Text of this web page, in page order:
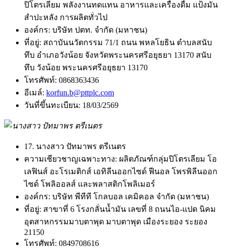
ปิโตรเลียม พลังงานทดแทน อาหารและเครื่องดื่ม แป้งมัน
สำปะหลัง การผลิตทั่วไป
องค์กร: บริษัท ปตท. จำกัด (มหาชน)
ที่อยู่: สถาบันนวัตกรรม 71/1 ถนน พหลโยธิน ตำบลสนับ
ทึบ อำเภอวังน้อย จังหวัดพระนครศรีอยุธยา 13170 สนับ
ทึบ วังน้อย พระนครศรีอยุธยา 13170
โทรศัพท์: 0868363436
อีเมล์: korfun.b@pttplc.com
วันที่ขึ้นทะเบียน: 18/03/2569
17. นางสาว ปัทมาพร ตรีเนตร
ความเชียวชาญเฉพาะทาง: ผลิตภัณฑ์กลุ่มปิโตรเลียม โอ
เลฟินส์ อะโรเมติกส์ เอทิลีนออกไซด์ ฟีนอล โพรพิลีนออก
ไซด์ โพลิออลส์ และพลาสติกโพลิเมอร์
องค์กร: บริษัท พีทีที โกลบอล เคมิคอล จำกัด (มหาชน)
ที่อยู่: สาขาที่ 6 โรงกลั่นน้ำมัน เลขที่ 8 ถนนไอ-แปด นิคม
อุตสาหกรรมมาบตาพุด มาบตาพุด เมืองระยอง ระยอง
21150
โทรศัพท์: 0849708616